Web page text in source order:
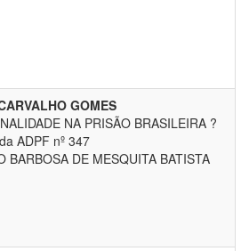
GOMES
NA PRISÃO BRASILEIRA ?
ADPF nº 347
BARBOSA DE MESQUITA BATISTA